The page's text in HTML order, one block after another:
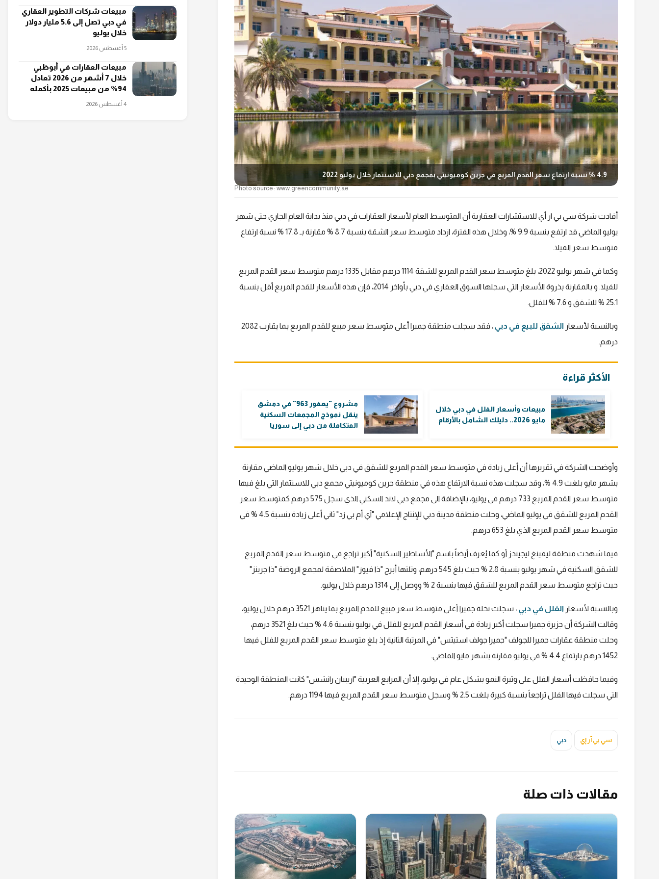
4.9 % نسبة ارتفاع سعر القدم المربع في جرين كوميونيتي بمجمع دبي للاستثمار خلال يوليو 2022
Photo source : www.greencommunity.ae
أفادت شركة سي بي ار أي للاستشارات العقارية أن المتوسط العام لأسعار العقارات في دبي منذ بداية العام الجاري حتى شهر
يوليو الماضي قد ارتفع بنسبة 9.9 %، وخلال هذه الفترة، ازداد متوسط سعر الشقة بنسبة 8.7 % مقارنة بـ 17.8 % نسبة ارتفاع
متوسط سعر الفيلا.
وكما في شهر يوليو 2022، بلغ متوسط سعر القدم المربع للشقة 1114 درهم مقابل 1335 درهم متوسط سعر القدم المربع
للفيلا. و بالمقارنة بذروة الأسعار التي سجلها السوق العقاري في دبي بأواخر 2014، فإن هذه الأسعار للقدم المربع أقل بنسبة
25.1 % للشقق و 7.6 % للفلل.
وبالنسبة لأسعار الشقق للبيع في دبي
، فقد سجلت منطقة جميرا أعلى متوسط سعر مبيع للقدم المربع بما يقارب 2082
درهم.
الأكثر قراءة
مبيعات وأسعار الفلل في دبي خلال
مايو 2026.. دليلك الشامل بالأرقام
مشروع "يعفور 963" في دمشق
ينقل نموذج المجمعات السكنية
المتكاملة من دبي إلى سوريا
وأوضحت الشركة في تقريرها أن أعلى زيادة في متوسط سعر القدم المربع للشقق في دبي خلال شهر يوليو الماضي مقارنة
بشهر مايو بلغت 4.9 %، وقد سجلت هذه نسبة الارتفاع هذه في منطقة جرين كوميونيتي مجمع دبي للاستثمار التي بلغ فيها
متوسط سعر القدم المربع 733 درهم في يوليو، بالإضافة الى مجمع دبي لاند السكني الذي سجل 575 درهم كمتوسط سعر
القدم المربع للشقق في يوليو الماضي، وحلت منطقة مدينة دبي للإنتاج الإعلامي "آي أم بي زد" ثاني أعلى زيادة بنسبة 4.5 % في
متوسط سعر القدم المربع الذي بلغ 653 درهم.
فيما شهدت منطقة ليفينغ ليجيندز أو كما يُعرف أيضاً باسم "الأساطير السكنية" أكبر تراجع في متوسط سعر القدم المربع
للشقق السكنية في شهر يوليو بنسبة 2.8 % حيث بلغ 545 درهم، وتلتها أبرج "ذا فيوز" الملاصقة لمجمع الروضة "ذا جرينز"
حيث تراجع متوسط سعر القدم المربع للشقق فيها بنسبة 2 % ووصل إلى 1314 درهم خلال يوليو.
وبالنسبة لأسعار الفلل في دبي
، سجلت نخلة جميرا أعلى متوسط سعر مبيع للقدم المربع بما يناهز 3521 درهم خلال يوليو،
وقالت الشركة أن جزيرة جميرا سجلت أكبر زيادة في أسعار القدم المربع للفلل في يوليو بنسبة 4.6 % حيث بلغ 3521 درهم،
وحلت منطقة عقارات جميرا للجولف "جميرا جولف استيتس" في المرتبة الثانية إذ بلغ متوسط سعر القدم المربع للفلل فيها
1452 درهم بارتفاع 4.4 % في يوليو مقارنة بشهر مايو الماضي.
وفيما حافظت أسعار الفلل على وتيرة النمو بشكل عام في يوليو، إلا أن المرابع العربية "اريبيان رانشس" كانت المنطقة الوحيدة
التي سجلت فيها الفلل تراجعاً بنسبة كبيرة بلغت 2.5 % وسجل متوسط سعر القدم المربع فيها 1194 درهم.
سي بي آر إي دبي
مقالات ذات صلة
مبيعات شركات التطوير العقاري
في دبي تصل إلى 5.6 مليار دولار
خلال يوليو
5 أغسطس 2026
مبيعات العقارات في أبوظبي
خلال 7 أشهر من 2026 تعادل
94% من مبيعات 2025 بأكمله
4 أغسطس 2026